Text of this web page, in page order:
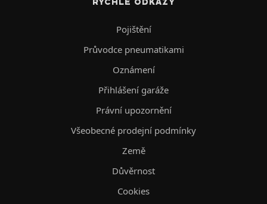
Pojištění
Průvodce pneumatikami
Oznámení
Přihlášení garáže
Právní upozornění
Všeobecné prodejní podmínky
Země
Důvěrnost
Cookies